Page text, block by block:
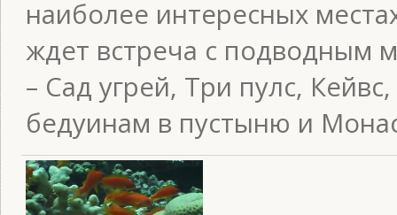
наиболее интересных
ждет встреча с подводным
– Сад угрей, Три пулс,
бедуинам в пустыню и